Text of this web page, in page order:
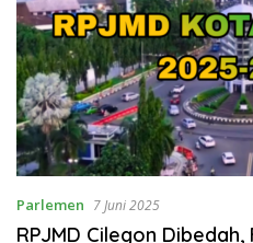
Parlemen 7 Juni 2025
RPJMD Cilegon Dibedah,